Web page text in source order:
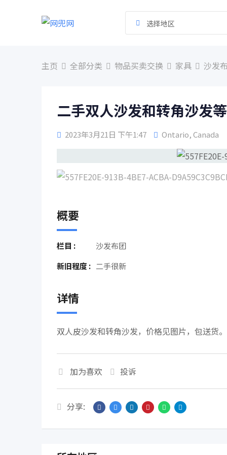
选择地区
主页 全部分类 物品买卖交换 家具 沙发
二手双人沙发和转角沙发
2023年3月21日 下午1:47 Ontario,Canada
概要
栏目 :
沙发布团
新旧程度 : 二手很新
详情
双人皮沙发和转角沙发，价格见图片，包送货。
加为喜欢 投诉
分享: